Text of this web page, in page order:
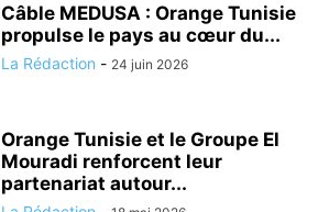
Câble MEDUSA : Orange Tunisie
propulse le pays au cœur du...
La Rédaction - 24 juin 2026
Orange Tunisie et le Groupe El
Mouradi renforcent leur
partenariat autour...